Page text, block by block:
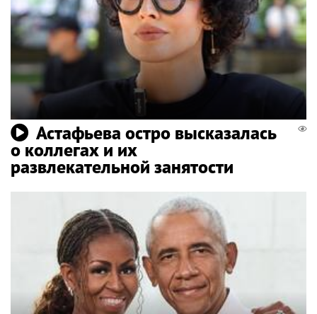
Астафьева остро высказалась
о коллегах и их
развлекательной занятости